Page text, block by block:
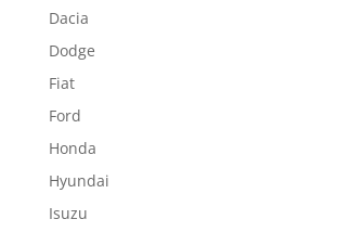
Dacia
Dodge
Fiat
Ford
Honda
Hyundai
Isuzu